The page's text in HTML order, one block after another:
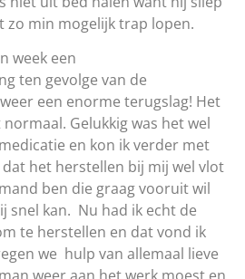
zo min mogelijk trap lopen.
week een
ten gevolge van de
een enorme terugslag! Het
Gelukkig was het wel
en kon ik verder met
het herstellen bij mij wel vlot
ben die graag vooruit wil
snel kan. Nu had ik echt de
te herstellen en dat vond ik
we hulp van allemaal lieve